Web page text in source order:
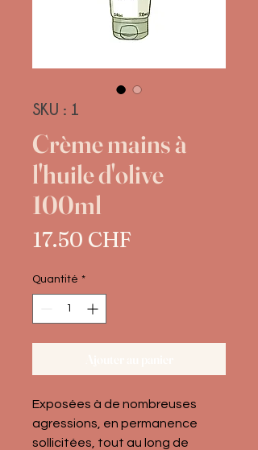
SKU : 1
Crème mains à
l'huile d'olive
100ml
17.50 CHF
Quantité *
Exposées à de nombreuses
agressions, en permanence
sollicitées, tout au long de